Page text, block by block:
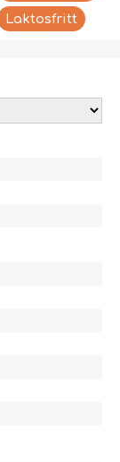
Laktosfritt